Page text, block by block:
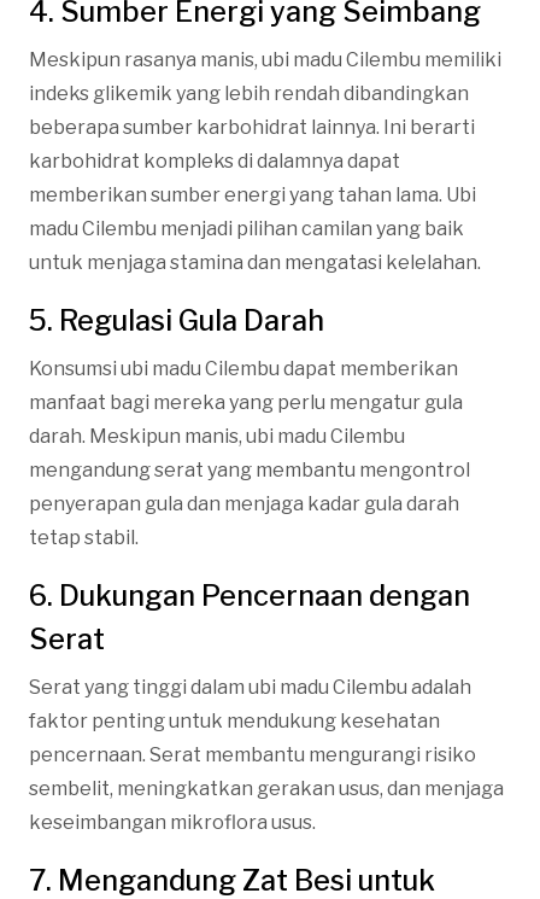
4. Sumber Energi yang Seimbang
Meskipun rasanya manis, ubi madu Cilembu memiliki
indeks glikemik yang lebih rendah dibandingkan
beberapa sumber karbohidrat lainnya. Ini berarti
karbohidrat kompleks di dalamnya dapat
memberikan sumber energi yang tahan lama. Ubi
madu Cilembu menjadi pilihan camilan yang baik
untuk menjaga stamina dan mengatasi kelelahan.
5. Regulasi Gula Darah
Konsumsi ubi madu Cilembu dapat memberikan
manfaat bagi mereka yang perlu mengatur gula
darah. Meskipun manis, ubi madu Cilembu
mengandung serat yang membantu mengontrol
penyerapan gula dan menjaga kadar gula darah
tetap stabil.
6. Dukungan Pencernaan dengan
Serat
Serat yang tinggi dalam ubi madu Cilembu adalah
faktor penting untuk mendukung kesehatan
pencernaan. Serat membantu mengurangi risiko
sembelit, meningkatkan gerakan usus, dan menjaga
keseimbangan mikroflora usus.
7. Mengandung Zat Besi untuk